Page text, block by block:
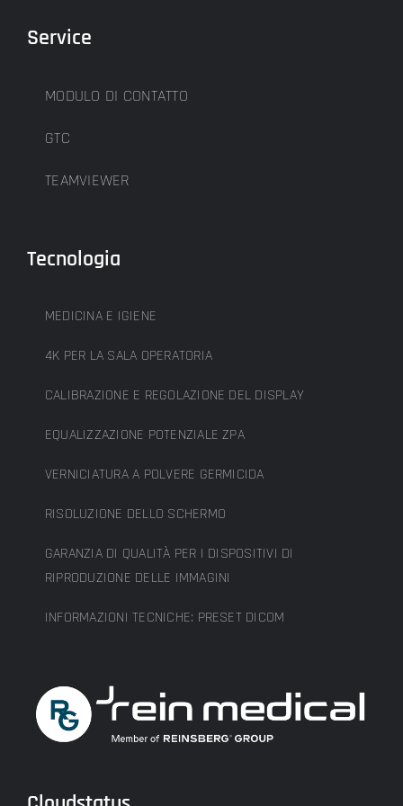
Service
MODULO DI CONTATTO
GTC
TEAMVIEWER
Tecnologia
MEDICINA E IGIENE
4K PER LA SALA OPERATORIA
CALIBRAZIONE E REGOLAZIONE DEL DISPLAY
EQUALIZZAZIONE POTENZIALE ZPA
VERNICIATURA A POLVERE GERMICIDA
RISOLUZIONE DELLO SCHERMO
GARANZIA DI QUALITÀ PER I DISPOSITIVI DI
RIPRODUZIONE DELLE IMMAGINI
INFORMAZIONI TECNICHE: PRESET DICOM